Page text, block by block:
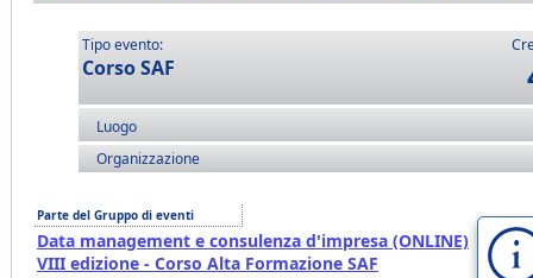
Tipo evento:
Corso SAF
Luogo
Organizzazione
Parte del Gruppo di eventi
Data management e consulenza d'impresa (ONLINE)
VIII edizione - Corso Alta Formazione SAF